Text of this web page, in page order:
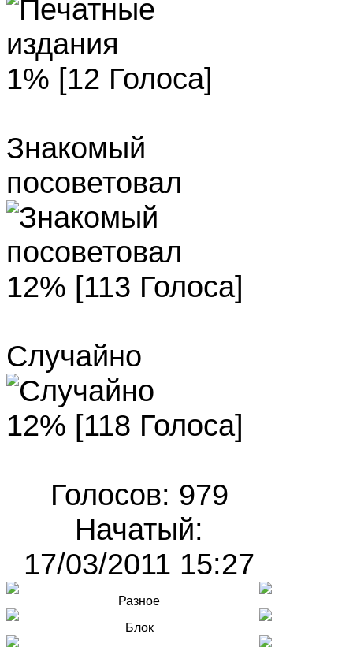
1% [12 Голоса]
Знакомый
посоветовал
12% [113 Голоса]
Случайно
12% [118 Голоса]
Голосов: 979
Начатый:
17/03/2011 15:27
Разное
Блок